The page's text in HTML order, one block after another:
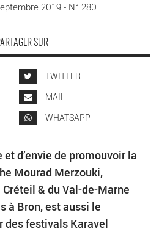
2019 - N° 280
SUR
TWITTER
MAIL
WHATSAPP
et d’envie de promouvoir la
Mourad Merzouki,
& du Val-de-Marne
à Bron, est aussi le
des festivals Karavel